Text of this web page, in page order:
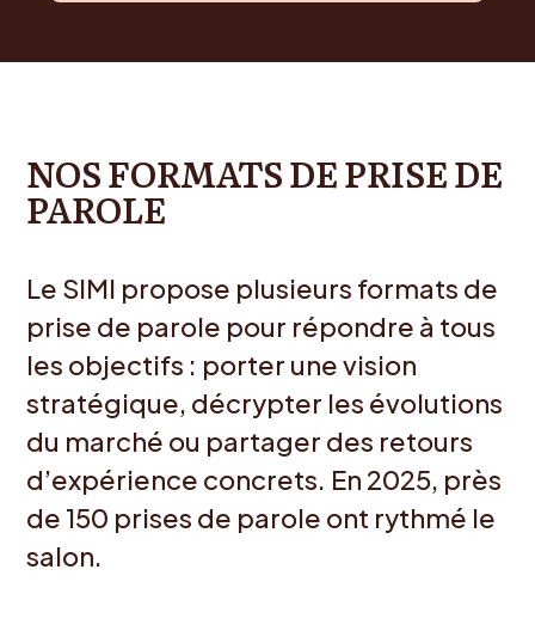
NOS FORMATS DE PRISE DE
PAROLE
Le SIMI propose plusieurs formats de
prise de parole pour répondre à tous
les objectifs : porter une vision
stratégique, décrypter les évolutions
du marché ou partager des retours
d’expérience concrets. En 2025, près
de 150 prises de parole ont rythmé le
salon.